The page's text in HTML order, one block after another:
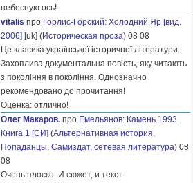
небесную ось!
vitalis про Горлис-Горский: Холодний Яр [вид.
2006] [uk] (Историческая проза) 08 08
Це класика української історичної літератури.
Захоплива документальна повість, яку читають
з покоління в покоління. Однозначно
рекомендовано до прочитання!
Оценка: отлично!
Олег Макаров. про Емельянов: Камень 1993.
Книга 1 [СИ] (Альтернативная история,
Попаданцы, Самиздат, сетевая литература) 08
08
Очень плоско. И сюжет, и текст